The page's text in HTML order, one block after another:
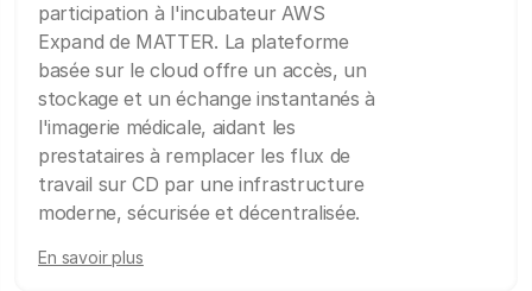
participation à l'incubateur AWS
Expand de MATTER. La plateforme
basée sur le cloud offre un accès, un
stockage et un échange instantanés à
l'imagerie médicale, aidant les
prestataires à remplacer les flux de
travail sur CD par une infrastructure
moderne, sécurisée et décentralisée.
En savoir plus